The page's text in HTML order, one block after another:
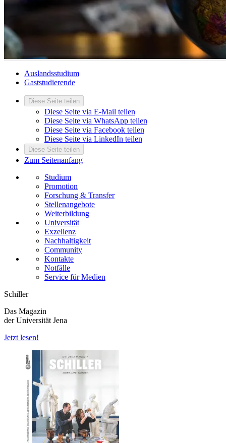
Auslandsstudium
Gaststudierende
Diese Seite teilen
Diese Seite via E-Mail teilen
Diese Seite via WhatsApp teilen
Diese Seite via Facebook teilen
Diese Seite via LinkedIn teilen
Diese Seite teilen
Zum Seitenanfang
Studium
Promotion
Forschung & Transfer
Stellenangebote
Weiterbildung
Universität
Exzellenz
Nachhaltigkeit
Community
Kontakte
Notfälle
Service für Medien
Schiller
Das Magazin
der Universität Jena
Jetzt lesen!